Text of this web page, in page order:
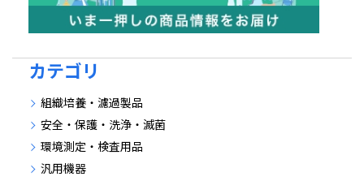
カテゴリ
組織培養・濾過製品
安全・保護・洗浄・滅菌
環境測定・検査用品
汎用機器